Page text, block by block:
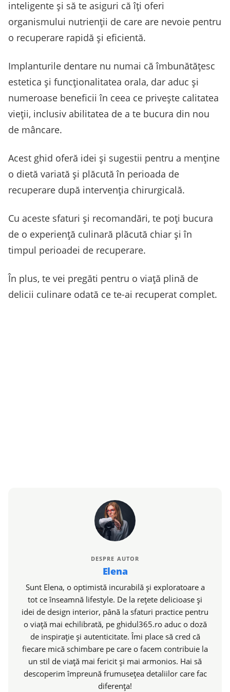
inteligente și să te asiguri că îți oferi
organismului nutrienții de care are nevoie pentru
o recuperare rapidă și eficientă.
Implanturile dentare nu numai că îmbunătățesc
estetica și funcționalitatea orala, dar aduc și
numeroase beneficii în ceea ce privește calitatea
vieții, inclusiv abilitatea de a te bucura din nou
de mâncare.
Acest ghid oferă idei și sugestii pentru a menține
o dietă variată și plăcută în perioada de
recuperare după intervenția chirurgicală.
Cu aceste sfaturi și recomandări, te poți bucura
de o experiență culinară plăcută chiar și în
timpul perioadei de recuperare.
În plus, te vei pregăti pentru o viață plină de
delicii culinare odată ce te-ai recuperat complet.
DESPRE AUTOR
Elena
Sunt Elena, o optimistă incurabilă și exploratoare a
tot ce înseamnă lifestyle. De la rețete delicioase și
idei de design interior, până la sfaturi practice pentru
o viață mai echilibrată, pe ghidul365.ro aduc o doză
de inspirație și autenticitate. Îmi place să cred că
fiecare mică schimbare pe care o facem contribuie la
un stil de viață mai fericit și mai armonios. Hai să
descoperim împreună frumusețea detaliilor care fac
diferența!